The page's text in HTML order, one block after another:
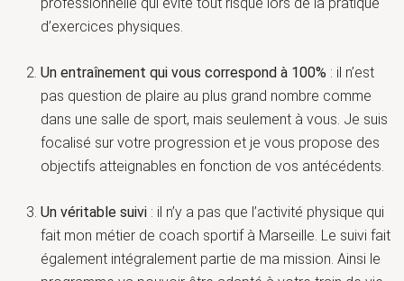
d’exercices physiques.
Un entraînement qui vous correspond à 100% : il n’est
pas question de plaire au plus grand nombre comme
dans une salle de sport, mais seulement à vous. Je suis
focalisé sur votre progression et je vous propose des
objectifs atteignables en fonction de vos antécédents.
Un véritable suivi : il n’y a pas que l’activité physique qui
fait mon métier de coach sportif à Marseille. Le suivi fait
également intégralement partie de ma mission. Ainsi le